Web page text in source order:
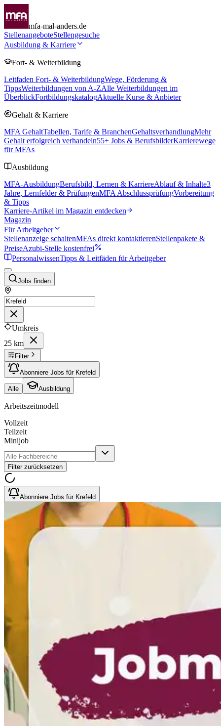
mfa-mal-anders.de
StellenangeboteStellengesuche
Ausbildung & Karriere
Fort- & Weiterbildung
Leitfaden Fort- & WeiterbildungWege, Förderung &
TippsWeiterbildungen von A-ZAlle Weiterbildungen im
ÜberblickFortbildungskatalogAktuelle Kurse & Anbieter
Gehalt & Karriere
MFA GehaltTabellen, Tarife & BranchenGehaltsverhandlungMehr
Gehalt erfolgreich verhandeln55+ Jobs & BerufsbilderKarrierewege
für MFAs
Ausbildung
MFA-AusbildungBerufsbild, Lernen & KarriereAblauf & Inhalte3
Jahre, Lernfelder & PrüfungenMFA AbschlussprüfungVorbereitung
& Tipps
Karriere-Artikel im Magazin entdecken
Magazin
Für Arbeitgeber
Stellenanzeige schaltenMFAs direkt kontaktierenStellenpakete &
PreiseAzubi-Stelle kostenfrei
PersonalwissenTipps & Leitfäden für Arbeitgeber
Jobs finden
Umkreis
25 km
Filter
Abonniere Jobs für Krefeld
Alle Ausbildung
Arbeitszeitmodell
Vollzeit
Teilzeit
Minijob
Filter zurücksetzen
Abonniere Jobs für Krefeld